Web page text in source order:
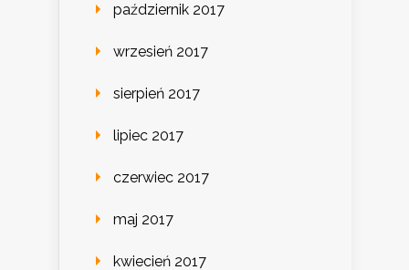
październik 2017
wrzesień 2017
sierpień 2017
lipiec 2017
czerwiec 2017
maj 2017
kwiecień 2017